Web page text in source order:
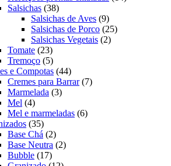
Salsichas 3838
produtos
Salsichas de Aves 99
produtos
Salsichas de Porco 2525
Salsichas Vegetais 22
Tomate 2323
produtos
Tremoço 55
produtos
e Compotas 4444
produtos
Cremes para Barrar 77
Marmelada 33
Mel 44
produtos
Mel e marmeladas 66
3535
produtos
Base Chá 22
produtos
Base Neutra 22
Bubble 1717